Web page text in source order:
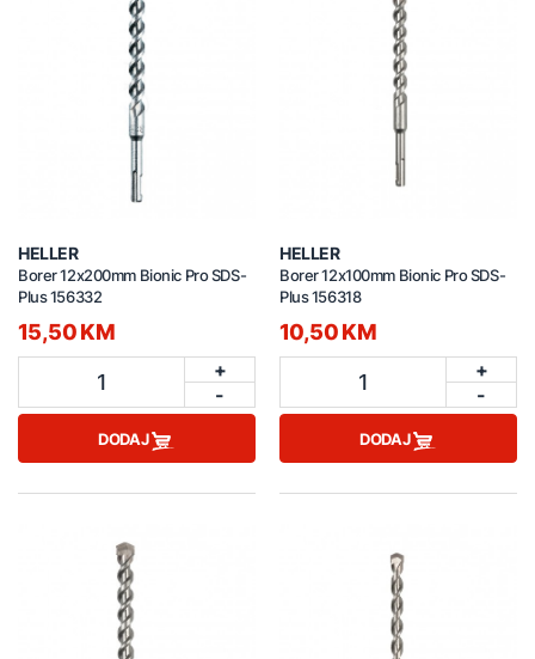
HELLER
Borer 12x200mm Bionic Pro SDS-
Plus 156332
15,50 KM
1
+
-
DODAJ
HELLER
Borer 12x100mm Bionic Pro SDS-
Plus 156318
10,50 KM
1
+
-
DODAJ